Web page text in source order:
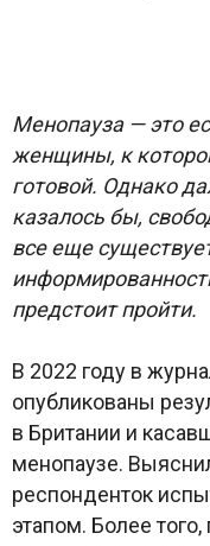
Менопауза — это
женщины, к
готовой. Однако
казалось бы,
все еще
предстоит пройти.
В 2022 году в
опубликованы
в Британии и
менопаузе.
респонденток
этапом. Более